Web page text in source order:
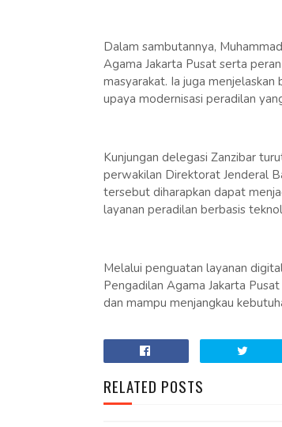
Dalam sambutannya,
Agama Jakarta Pusat serta
masyarakat. Ia juga
upaya modernisasi peradilan
Kunjungan delegasi Zanzibar
perwakilan Direktorat Jenderal
tersebut diharapkan dapat
layanan peradilan berbasis
Melalui penguatan layanan
Pengadilan Agama Jakarta
dan mampu menjangkau
RELATED POSTS